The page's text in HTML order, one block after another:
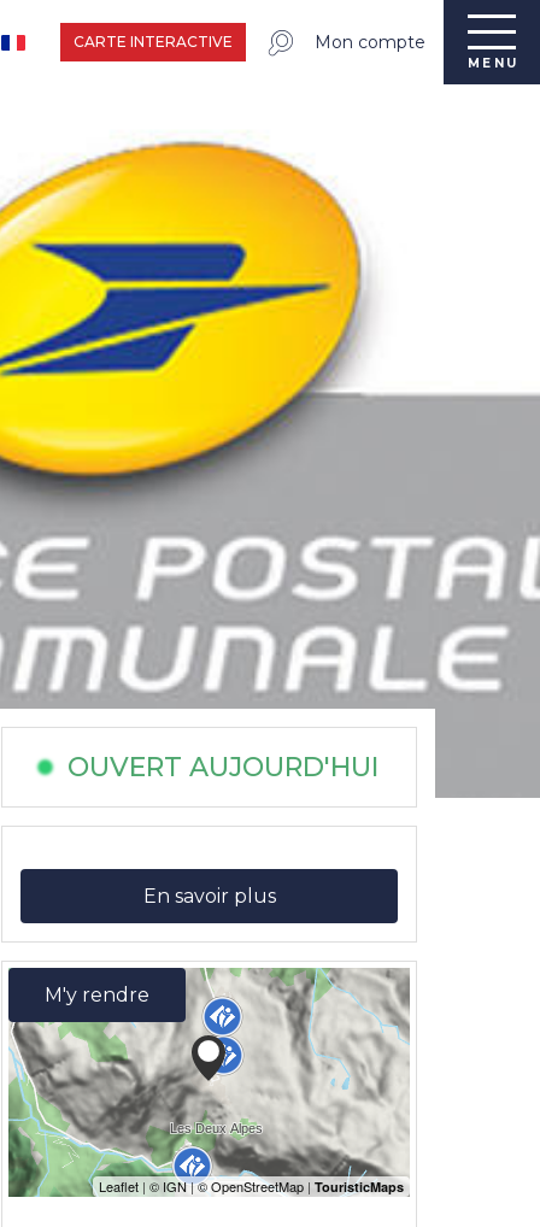
Mon compte
CARTE INTERACTIVE
MENU
OUVERT AUJOURD'HUI
En savoir plus
M'y rendre